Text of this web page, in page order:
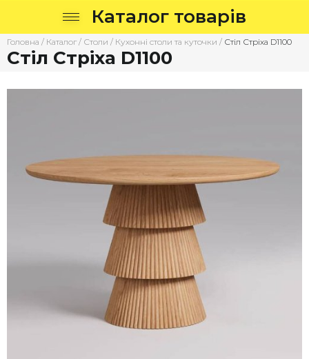
Каталог товарів
Головна / Каталог / Столи / Кухонні столи та куточки / Стіл Стріха D1100
Стіл Стріха D1100